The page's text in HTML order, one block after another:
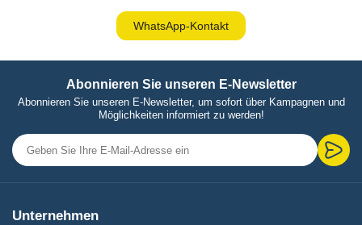
WhatsApp-Kontakt
Abonnieren Sie unseren E-Newsletter
Abonnieren Sie unseren E-Newsletter, um sofort über Kampagnen und
Möglichkeiten informiert zu werden!
Unternehmen